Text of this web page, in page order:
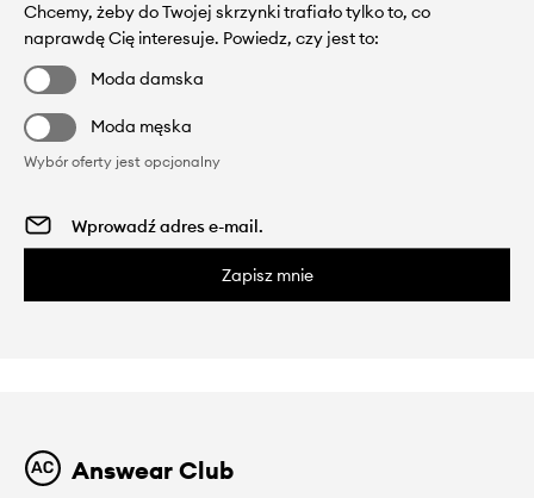
Chcemy, żeby do Twojej skrzynki trafiało tylko to, co
naprawdę Cię interesuje. Powiedz, czy jest to:
Moda damska
Moda męska
Wybór oferty jest opcjonalny
Zapisz mnie
Answear Club